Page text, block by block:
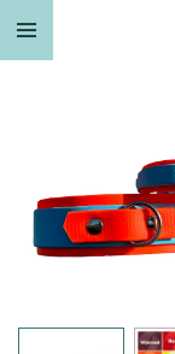
Ga
direct